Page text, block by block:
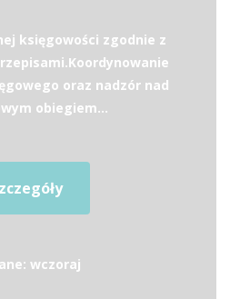
księgowości zgodnie z
oraz nadzór nad
obiegiem...
wczoraj